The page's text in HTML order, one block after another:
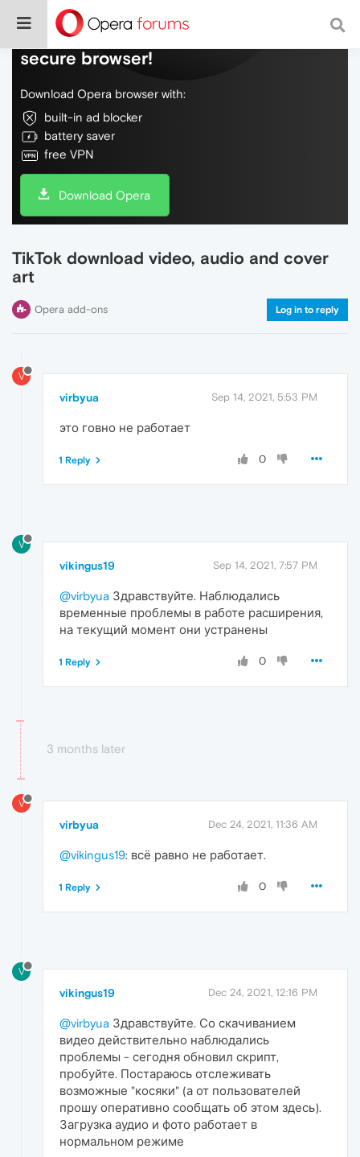
Do more on the web, with a fast and
secure browser!
Download Opera browser with:
built-in ad blocker
battery saver
free VPN
Download Opera
TikTok download video, audio and cover
art
Opera add-ons Log in to reply
V
virbyua Sep 14, 2021, 5:53 PM
это говно не работает
0
1 Reply
V
vikingus19 Sep 14, 2021, 7:57 PM
@virbyua Здравствуйте. Наблюдались
временные проблемы в работе расширения,
на текущий момент они устранены
0
1 Reply
3 months later
V
virbyua Dec 24, 2021, 11:36 AM
@vikingus19: всё равно не работает.
0
1 Reply
V
vikingus19 Dec 24, 2021, 12:16 PM
@virbyua Здравствуйте. Со скачиванием
видео действительно наблюдались
проблемы - сегодня обновил скрипт,
пробуйте. Постараюсь отслеживать
возможные "косяки" (а от пользователей
прошу оперативно сообщать об этом здесь).
Загрузка аудио и фото работает в
нормальном режиме